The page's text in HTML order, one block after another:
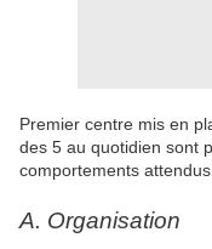
Premier centre mis en
des 5 au quotidien sont
comportements
A. Organisation